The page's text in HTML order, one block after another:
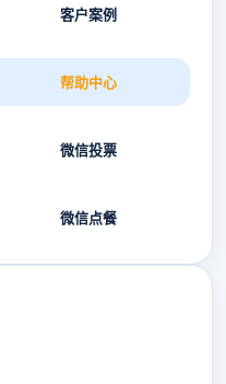
客户案例
帮助中心
微信投票
微信点餐